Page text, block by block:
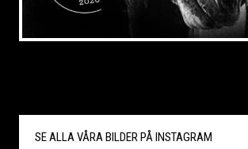
SE ALLA VÅRA BILDER PÅINSTAGRAM